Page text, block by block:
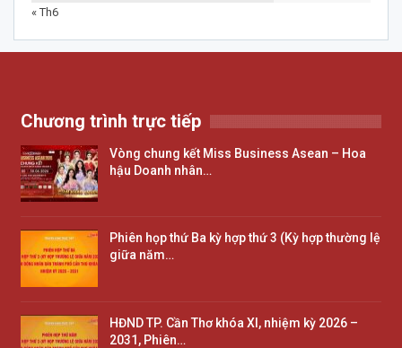
« Th6
Chương trình trực tiếp
Vòng chung kết Miss Business Asean – Hoa
hậu Doanh nhân…
Phiên họp thứ Ba kỳ hợp thứ 3 (Kỳ hợp thường lệ
giữa năm…
HĐND TP. Cần Thơ khóa XI, nhiệm kỳ 2026 –
2031, Phiên…